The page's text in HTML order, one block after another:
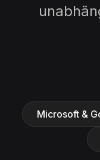
Microsoft &